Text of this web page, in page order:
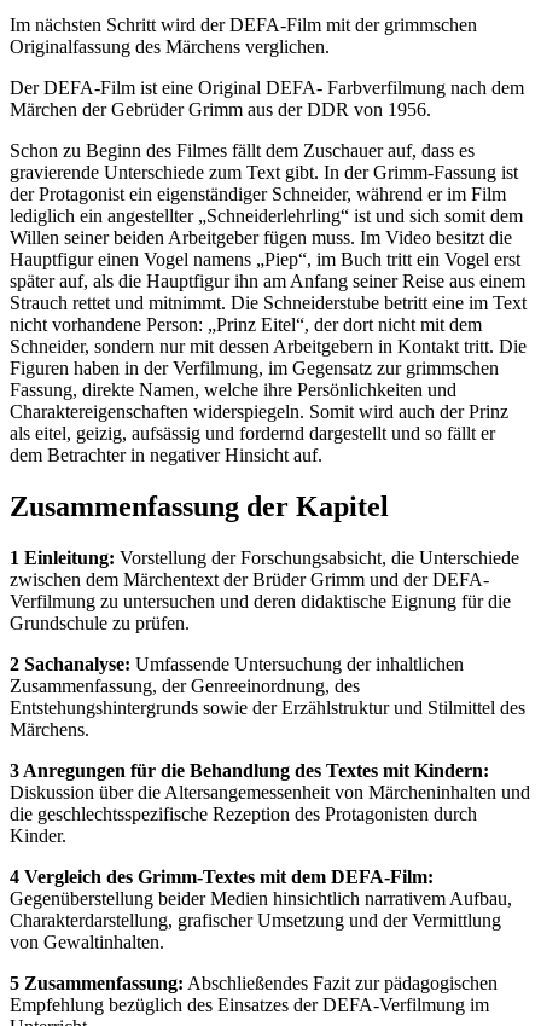
Im nächsten Schritt wird der DEFA-Film mit der grimmschen
Originalfassung des Märchens verglichen.
Der DEFA-Film ist eine Original DEFA- Farbverfilmung nach dem
Märchen der Gebrüder Grimm aus der DDR von 1956.
Schon zu Beginn des Filmes fällt dem Zuschauer auf, dass es
gravierende Unterschiede zum Text gibt. In der Grimm-Fassung ist
der Protagonist ein eigenständiger Schneider, während er im Film
lediglich ein angestellter „Schneiderlehrling“ ist und sich somit dem
Willen seiner beiden Arbeitgeber fügen muss. Im Video besitzt die
Hauptfigur einen Vogel namens „Piep“, im Buch tritt ein Vogel erst
später auf, als die Hauptfigur ihn am Anfang seiner Reise aus einem
Strauch rettet und mitnimmt. Die Schneiderstube betritt eine im Text
nicht vorhandene Person: „Prinz Eitel“, der dort nicht mit dem
Schneider, sondern nur mit dessen Arbeitgebern in Kontakt tritt. Die
Figuren haben in der Verfilmung, im Gegensatz zur grimmschen
Fassung, direkte Namen, welche ihre Persönlichkeiten und
Charaktereigenschaften widerspiegeln. Somit wird auch der Prinz
als eitel, geizig, aufsässig und fordernd dargestellt und so fällt er
dem Betrachter in negativer Hinsicht auf.
Zusammenfassung der Kapitel
1 Einleitung: Vorstellung der Forschungsabsicht, die Unterschiede
zwischen dem Märchentext der Brüder Grimm und der DEFA-
Verfilmung zu untersuchen und deren didaktische Eignung für die
Grundschule zu prüfen.
2 Sachanalyse: Umfassende Untersuchung der inhaltlichen
Zusammenfassung, der Genreeinordnung, des
Entstehungshintergrunds sowie der Erzählstruktur und Stilmittel des
Märchens.
3 Anregungen für die Behandlung des Textes mit Kindern:
Diskussion über die Altersangemessenheit von Märcheninhalten und
die geschlechtsspezifische Rezeption des Protagonisten durch
Kinder.
4 Vergleich des Grimm-Textes mit dem DEFA-Film:
Gegenüberstellung beider Medien hinsichtlich narrativem Aufbau,
Charakterdarstellung, grafischer Umsetzung und der Vermittlung
von Gewaltinhalten.
5 Zusammenfassung: Abschließendes Fazit zur pädagogischen
Empfehlung bezüglich des Einsatzes der DEFA-Verfilmung im